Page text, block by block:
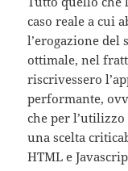
caso reale a cui
l’erogazione
ottimale, nel
riscrivessero
performante,
che per
una scelta
HTML e